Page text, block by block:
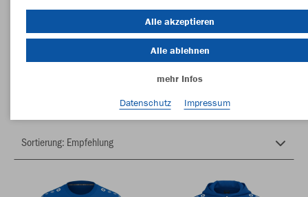
Herzlich Willkommen im Teamshop SC
Siemensstadt - Verein
Alle akzeptieren
Alle ablehnen
mehr Infos
Datenschutz
Impressum